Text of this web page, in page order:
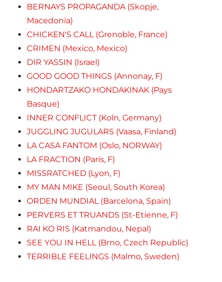
BERNAYS PROPAGANDA (Skopje,
Macedonia)
CHICKEN'S CALL (Grenoble, France)
CRIMEN (Mexico, Mexico)
DIR YASSIN (Israel)
GOOD GOOD THINGS (Annonay, F)
HONDARTZAKO HONDAKINAK (Pays
Basque)
INNER CONFLICT (Koln, Germany)
JUGGLING JUGULARS (Vaasa, Finland)
LA CASA FANTOM (Oslo, NORWAY)
LA FRACTION (Paris, F)
MISSRATCHED (Lyon, F)
MY MAN MIKE (Seoul, South Korea)
ORDEN MUNDIAL (Barcelona, Spain)
PERVERS ET TRUANDS (St-Etienne, F)
RAI KO RIS (Katmandou, Nepal)
SEE YOU IN HELL (Brno, Czech Republic)
TERRIBLE FEELINGS (Malmo, Sweden)